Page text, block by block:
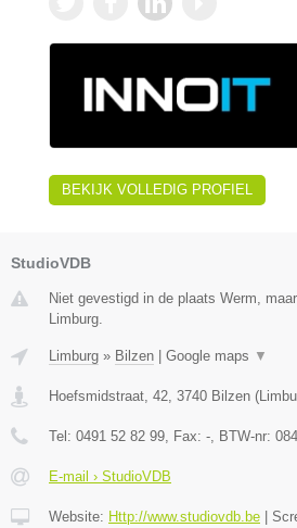
BEKIJK VOLLEDIG PROFIEL
StudioVDB
Niet gevestigd in de plaats Werm,
Limburg.
Limburg » Bilzen Google maps ▼
Hoefsmidstraat, 42, 3740 Bilzen (
Tel: 0491 52 82 99, Fax: -, BTW-nr:
E-mail › StudioVDB
Website: Http://www.studiovdb.be